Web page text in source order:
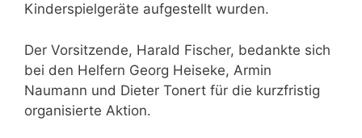
Kinderspielgeräte aufgestellt wurden.
Der Vorsitzende, Harald Fischer, bedankte sich
bei den Helfern Georg Heiseke, Armin
Naumann und Dieter Tonert für die kurzfristig
organisierte Aktion.